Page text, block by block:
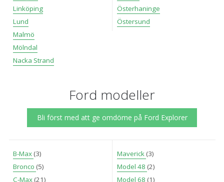
Linköping
Lund
Malmö
Mölndal
Nacka Strand
Österhaninge
Östersund
Ford modeller
Bli först med att ge omdöme på Ford Explorer
B-Max (3)
Bronco (5)
C-Max (21)
Maverick (3)
Model 48 (2)
Model 68 (1)